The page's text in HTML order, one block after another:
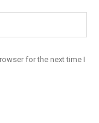
for the next time I